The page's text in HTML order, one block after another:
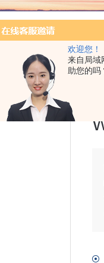
欢迎您！
来自局域
助您的吗
光老化试验箱/鼓风干燥
击试验箱>WDCJ-500L两